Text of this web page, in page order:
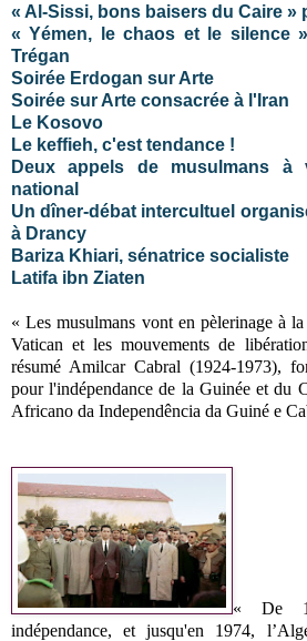
« Al-Sissi, bons baisers du Caire »
« Yémen, le chaos et le silence
Trégan
Soirée Erdogan sur Arte
Soirée sur Arte consacrée à l'Iran
Le Kosovo
Le keffieh, c'est tendance !
Deux appels de musulmans
national
Un dîner-débat intercultuel
à Drancy
Bariza Khiari, sénatrice socialiste
Latifa ibn Ziaten
« Les musulmans vont en pèlerinage à
Vatican et les mouvements de
résumé Amilcar Cabral (1924-1973),
pour l'indépendance de la Guinée et du
Africano da Independência da Guiné e
« De
indépendance, et jusqu'en 1974,